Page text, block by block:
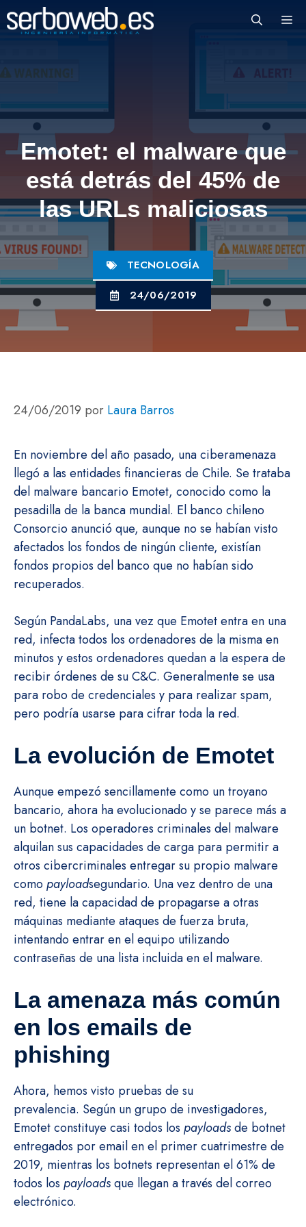
Saltar
al
Emotet: el malware que
está detrás del 45% de
las URLs maliciosas
TECNOLOGÍA
24/06/2019
24/06/2019 por Laura Barros
En noviembre del año pasado, una ciberamenaza
llegó a las entidades financieras de Chile. Se trataba
del malware bancario Emotet, conocido como la
pesadilla de la banca mundial. El banco chileno
Consorcio anunció que, aunque no se habían visto
afectados los fondos de ningún cliente, existían
fondos propios del banco que no habían sido
recuperados.
Según PandaLabs, una vez que Emotet entra en una
red, infecta todos los ordenadores de la misma en
minutos y estos ordenadores quedan a la espera de
recibir órdenes de su C&C. Generalmente se usa
para robo de credenciales y para realizar spam,
pero podría usarse para cifrar toda la red.
La evolución de Emotet
Aunque empezó sencillamente como un troyano
bancario, ahora ha evolucionado y se parece más a
un botnet. Los operadores criminales del malware
alquilan sus capacidades de carga para permitir a
otros cibercriminales entregar su propio malware
como payloadsegundario. Una vez dentro de una
red, tiene la capacidad de propagarse a otras
máquinas mediante ataques de fuerza bruta,
intentando entrar en el equipo utilizando
contraseñas de una lista incluida en el malware.
La amenaza más común
en los emails de
phishing
Ahora, hemos visto pruebas de su
prevalencia. Según un grupo de investigadores,
Emotet constituye casi todos los payloadsde botnet
entregados por email en el primer cuatrimestre de
2019, mientras los botnets representan el 61% de
todos los payloadsque llegan a través del correo
electrónico.